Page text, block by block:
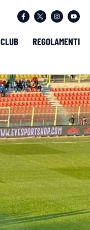
CLUB REGOLAMENTI